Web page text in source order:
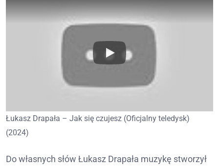
Łukasz Drapała – Jak się czujesz (Oficjalny teledysk)
(2024)
Do własnych słów Łukasz Drapała muzykę stworzył